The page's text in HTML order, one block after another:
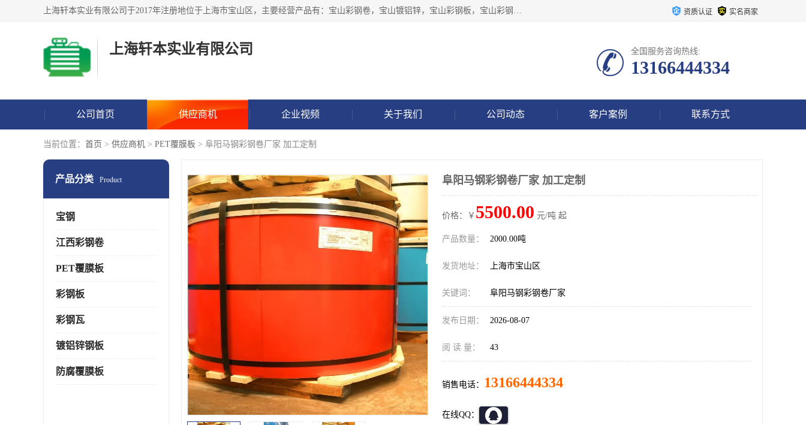
上海轩本实业有限公司于2017年注册地位于上海市宝山区，主要经营产品有：宝山彩钢卷，宝山镀铝锌，宝山彩钢板，宝山彩钢瓦等产品的生产和销售。 资质认证 实名商家
上海轩本实业有限公司 全国服务咨询热线:
13166444334
公司首页 供应商机 企业视频 关于我们 公司动态 客户案例 联系方式
当前位置： 首页 > 供应商机 > PET覆膜板 > 阜阳马钢彩钢卷厂家 加工定制
产品分类 Product
宝钢
江西彩钢卷
PET覆膜板
彩钢板
彩钢瓦
镀铝锌钢板
防腐覆膜板
阜阳马钢彩钢卷厂家 加工定制
价格：￥ 5500.00 元/吨 起
产品数量： 2000.00吨
发货地址： 上海市宝山区
关键词： 阜阳马钢彩钢卷厂家
发布日期： 2026-08-07
阅 读 量： 43
销售电话： 13166444334
在线QQ：